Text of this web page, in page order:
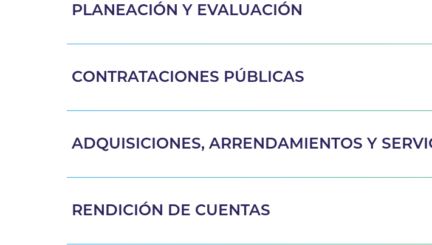
PLANEACIÓN Y EVALUACIÓN
CONTRATACIONES PÚBLICAS
ADQUISICIONES, ARRENDAMIENTOS Y
RENDICIÓN DE CUENTAS